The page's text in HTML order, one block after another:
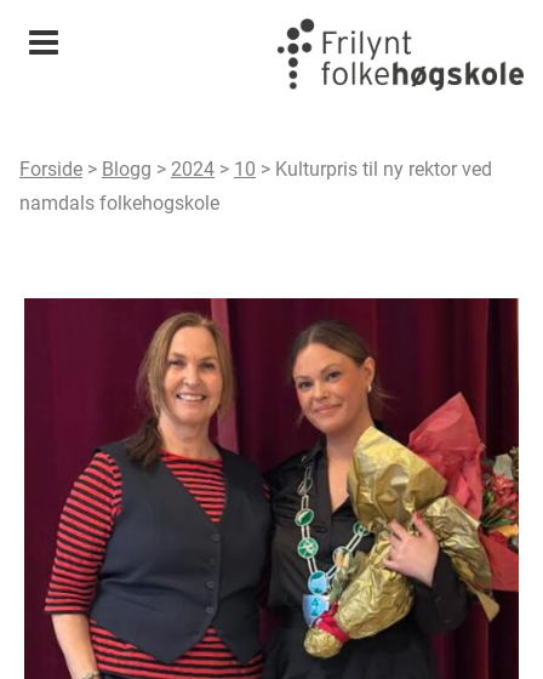
Meny
Forside > Blogg > 2024 > 10 > Kulturpris til ny rektor ved
namdals folkehogskole